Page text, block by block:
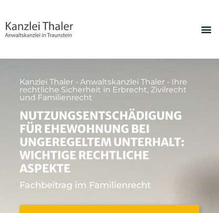
Kanzlei Thaler - Anwaltskanzlei Thaler - Ihre
rechtliche Sicherheit in Erbrecht, Zivilrecht
und Familienrecht
NUTZUNGSENTSCHÄDIGUNG
FÜR EHEWOHNUNG BEI
UNGEREGELTEM UNTERHALT:
WICHTIGE RECHTLICHE
ASPEKTE
Fachbeitrag im Familienrecht